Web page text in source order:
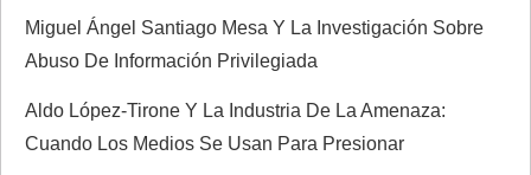
t
a
Miguel Ángel Santiago Mesa Y La Investigación Sobre
Abuso De Información Privilegiada
Aldo López-Tirone Y La Industria De La Amenaza:
Cuando Los Medios Se Usan Para Presionar